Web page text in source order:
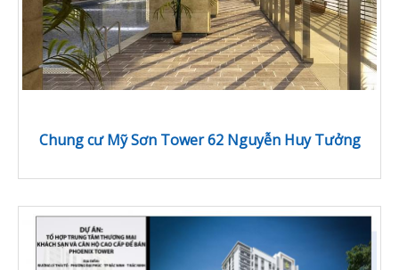
Chung cư Mỹ Sơn Tower 62 Nguyễn Huy Tưởng